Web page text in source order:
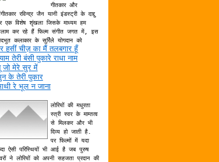
गीतकार और
रविन्द्र जैन यानी इंडस्ट्री के दाद्दु
एक विशेष शृंखला जिसके माध्यम हम
कर रहे हैं फिल्म संगीत जगत में, इस
कलाकार के सुर्रिले योगदान को
हसीं चीज़ का मैं तलबगार हूँ
तेरी बंसी पुकारे राधा नाम
जो मेरे सुर में
के तेरी पुकार
रे भूल न जाना
लोरियों की मधुरता
स्त्री स्वर के माम्तत्व
से मिलकर और भी
दिव्य हो जाती है.
पर फिल्मों में यदा
ऐसी परिस्थियों भी आई है जब पुरुष
ने लोरियों को अपनी सहजता प्रदान की